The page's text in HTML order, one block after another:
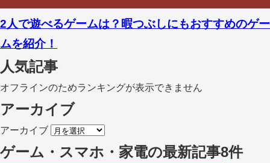
2人で遊べるゲームは？暇つぶしにもおすすめのゲー
ムを紹介！
人気記事
オフラインのためランキングが表示できません
アーカイブ
アーカイブ
ゲーム・スマホ・家電の最新記事8件